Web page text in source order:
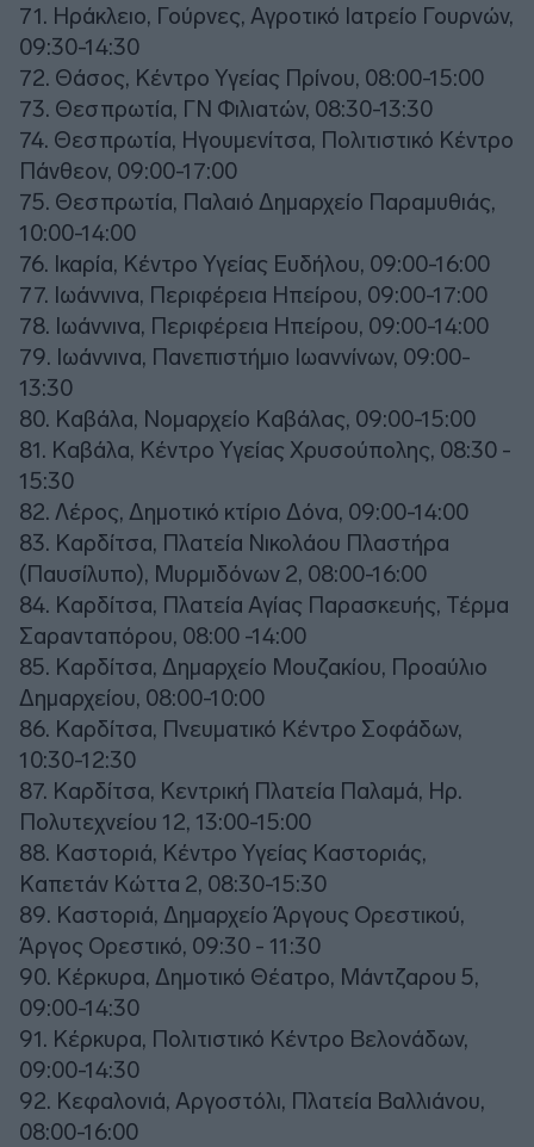
71. Ηράκλειο, Γούρνες, Αγροτικό Ιατρείο Γουρνών,
09:30-14:30
72. Θάσος, Κέντρο Υγείας Πρίνου, 08:00-15:00
73. Θεσπρωτία, ΓΝ Φιλιατών, 08:30-13:30
74. Θεσπρωτία, Ηγουμενίτσα, Πολιτιστικό Κέντρο
Πάνθεον, 09:00-17:00
75. Θεσπρωτία, Παλαιό Δημαρχείο Παραμυθιάς,
10:00-14:00
76. Ικαρία, Κέντρο Υγείας Ευδήλου, 09:00-16:00
77. Ιωάννινα, Περιφέρεια Ηπείρου, 09:00-17:00
78. Ιωάννινα, Περιφέρεια Ηπείρου, 09:00-14:00
79. Ιωάννινα, Πανεπιστήμιο Ιωαννίνων, 09:00-
13:30
80. Καβάλα, Νομαρχείο Καβάλας, 09:00-15:00
81. Καβάλα, Κέντρο Υγείας Χρυσούπολης, 08:30 -
15:30
82. Λέρος, Δημοτικό κτίριο Δόνα, 09:00-14:00
83. Καρδίτσα, Πλατεία Νικολάου Πλαστήρα
(Παυσίλυπο), Μυρμιδόνων 2, 08:00-16:00
84. Καρδίτσα, Πλατεία Αγίας Παρασκευής, Τέρμα
Σαρανταπόρου, 08:00 -14:00
85. Καρδίτσα, Δημαρχείο Μουζακίου, Προαύλιο
Δημαρχείου, 08:00-10:00
86. Καρδίτσα, Πνευματικό Κέντρο Σοφάδων,
10:30-12:30
87. Καρδίτσα, Κεντρική Πλατεία Παλαμά, Ηρ.
Πολυτεχνείου 12, 13:00-15:00
88. Καστοριά, Κέντρο Υγείας Καστοριάς,
Καπετάν Κώττα 2, 08:30-15:30
89. Καστοριά, Δημαρχείο Άργους Ορεστικού,
Άργος Ορεστικό, 09:30 - 11:30
90. Κέρκυρα, Δημοτικό Θέατρο, Μάντζαρου 5,
09:00-14:30
91. Κέρκυρα, Πολιτιστικό Κέντρο Βελονάδων,
09:00-14:30
92. Κεφαλονιά, Αργοστόλι, Πλατεία Βαλλιάνου,
08:00-16:00